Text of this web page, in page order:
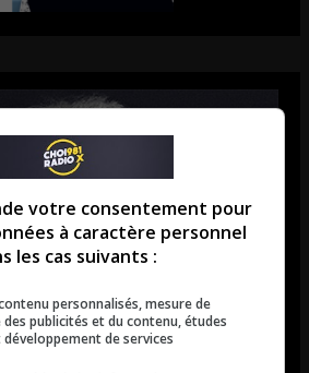
votre consentement pour
à caractère personnel
les cas suivants :
personnalisés, mesure de
publicités et du contenu, études
développement de services